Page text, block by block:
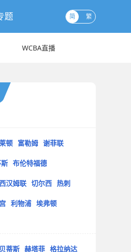
题 简 繁
WCBA直播
顿 富勒姆 谢菲联
布伦特福德
汉姆联 切尔西 热刺
利物浦 埃弗顿
贝蒂斯 赫塔菲 格拉纳达